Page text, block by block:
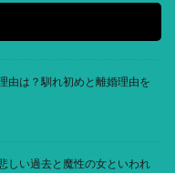
由は？馴れ初めと離婚理由を
しい過去と魔性の女といわれ